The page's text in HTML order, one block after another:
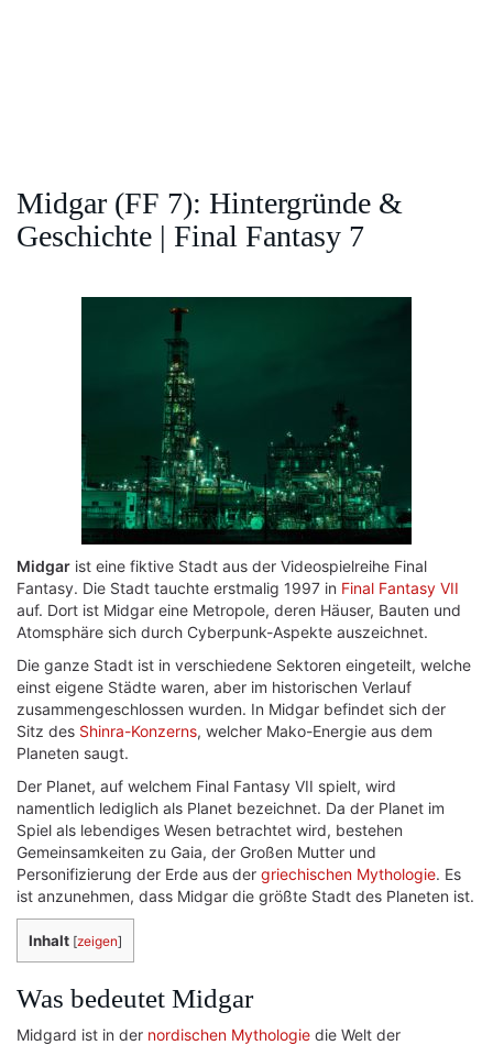
Midgar (FF 7): Hintergründe &
Geschichte | Final Fantasy 7
Midgar ist eine fiktive Stadt aus der Videospielreihe Final
Fantasy. Die Stadt tauchte erstmalig 1997 in Final Fantasy VII
auf. Dort ist Midgar eine Metropole, deren Häuser, Bauten und
Atomsphäre sich durch Cyberpunk-Aspekte auszeichnet.
Die ganze Stadt ist in verschiedene Sektoren eingeteilt, welche
einst eigene Städte waren, aber im historischen Verlauf
zusammengeschlossen wurden. In Midgar befindet sich der
Sitz des Shinra-Konzerns, welcher Mako-Energie aus dem
Planeten saugt.
Der Planet, auf welchem Final Fantasy VII spielt, wird
namentlich lediglich als Planet bezeichnet. Da der Planet im
Spiel als lebendiges Wesen betrachtet wird, bestehen
Gemeinsamkeiten zu Gaia, der Großen Mutter und
Personifizierung der Erde aus der griechischen Mythologie. Es
ist anzunehmen, dass Midgar die größte Stadt des Planeten ist.
Inhalt [zeigen]
Was bedeutet Midgar
Midgard ist in der nordischen Mythologie die Welt der